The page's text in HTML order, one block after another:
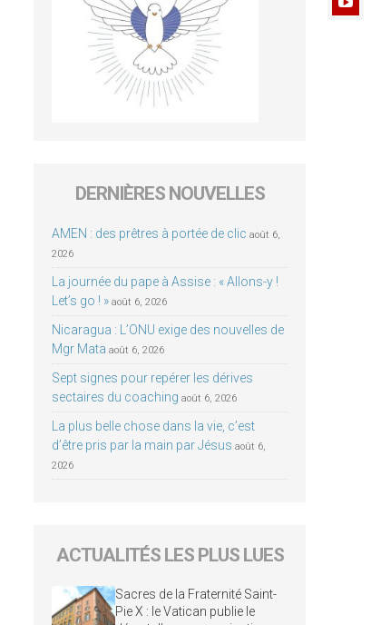
DERNIÈRES NOUVELLES
AMEN : des prêtres à portée de clic août 6,
2026
La journée du pape à Assise : « Allons-y !
Let’s go ! » août 6, 2026
Nicaragua : L’ONU exige des nouvelles de
Mgr Mata août 6, 2026
Sept signes pour repérer les dérives
sectaires du coaching août 6, 2026
La plus belle chose dans la vie, c’est
d’être pris par la main par Jésus août 6,
2026
ACTUALITÉS LES PLUS LUES
Sacres de la Fraternité Saint-
Pie X : le Vatican publie le